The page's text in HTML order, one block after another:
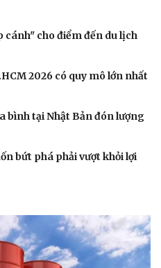
cho điểm đến du lịch
2026 có quy mô lớn nhất
bình tại Nhật Bản đón lượng
bứt phá phải vượt khỏi lợi